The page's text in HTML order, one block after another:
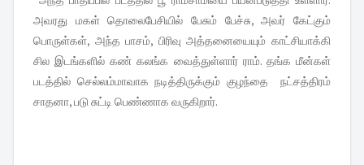
அவரது மகள் தொலைபேசியில் பேசும் பேச்சு, அவர் கேட்கும்
பொருள்கள், அந்த பாசம், பிரிவு அத்தனையையும் காட்சியாக்கி
சில இடங்களில் கண் கலங்க வைத்துள்ளார் ராம். தங்க மீன்கள்
படத்தில் செல்லம்மாவாக நடித்திருக்கும் குழந்தை நட்சத்திரம்
சாதனா, படு சுட்டி பெண்ணாக வருகிறார்.